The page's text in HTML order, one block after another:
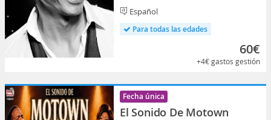
Español
Para todas las edades
60€
+4€gastos gestión
Fecha única
El Sonido De Motown